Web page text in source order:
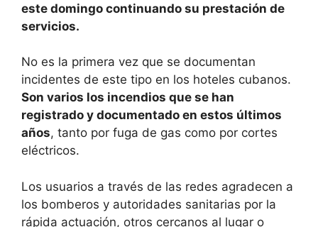
este domingo continuando su prestación de
servicios.
No es la primera vez que se documentan
incidentes de este tipo en los hoteles cubanos.
Son varios los incendios que se han
registrado y documentado en estos últimos
años, tanto por fuga de gas como por cortes
eléctricos.
Los usuarios a través de las redes agradecen a
los bomberos y autoridades sanitarias por la
rápida actuación, otros cercanos al lugar o